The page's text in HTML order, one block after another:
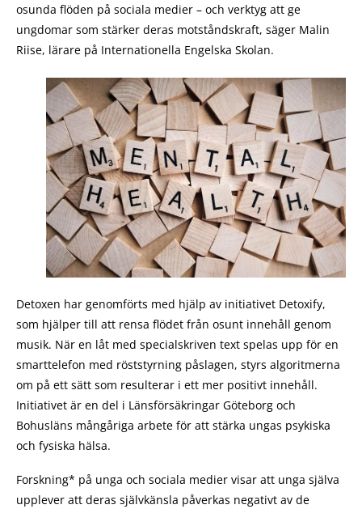
osunda flöden på sociala medier – och verktyg att ge
ungdomar som stärker deras motståndskraft, säger Malin
Riise, lärare på Internationella Engelska Skolan.
Detoxen har genomförts med hjälp av initiativet Detoxify,
som hjälper till att rensa flödet från osunt innehåll genom
musik. När en låt med specialskriven text spelas upp för en
smarttelefon med röststyrning påslagen, styrs algoritmerna
om på ett sätt som resulterar i ett mer positivt innehåll.
Initiativet är en del i Länsförsäkringar Göteborg och
Bohusläns mångåriga arbete för att stärka ungas psykiska
och fysiska hälsa.
Forskning* på unga och sociala medier visar att unga själva
upplever att deras självkänsla påverkas negativt av de